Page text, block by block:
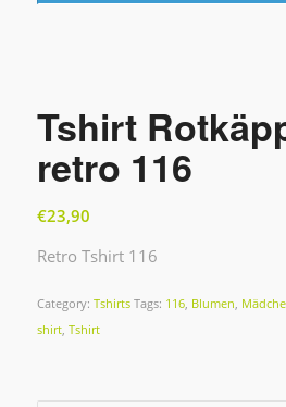
Tshirt
retro 116
€23,90
Retro Tshirt 116
Category: Tshirts Tags: 116, Blumen,
shirt, Tshirt